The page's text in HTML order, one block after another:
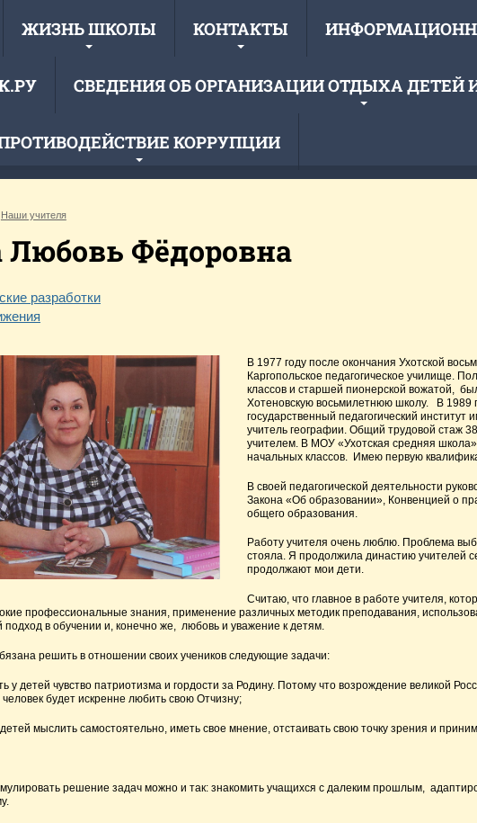
ЖИЗНЬ ШКОЛЫ КОНТАКТЫ
СВЕДЕНИЯ ОБ ОРГАНИЗАЦИИ ОТДЫХА ДЕТЕЙ
КОРРУПЦИИ
«Ухотская средняя
Наши учителя
Любовь Фёдоровна
разработки
В 1977 году после окончания Ухотской
Каргопольское педагогическое училище.
классов и старшей пионерской вожатой,
Хотеновскую восьмилетнюю школу. В 1989
государственный педагогический
учитель географии. Общий трудовой стаж
учителем. В МОУ «Ухотская средняя
начальных классов. Имею первую
В своей педагогической деятельности
Закона «Об образовании», Конвенцией о
общего образования.
Работу учителя очень люблю. Проблема
стояла. Я продолжила династию учителей
продолжают мои дети.
Считаю, что главное в работе учителя,
профессиональные знания, применение различных методик преподавания,
в обучении и, конечно же, любовь и уважение к детям.
решить в отношении своих учеников следующие задачи:
у детей чувство патриотизма и гордости за Родину. Потому что возрождение великой
будет искренне любить свою Отчизну;
мыслить самостоятельно, иметь свое мнение, отстаивать свою точку зрения и
решение задач можно и так: знакомить учащихся с далеким прошлым,